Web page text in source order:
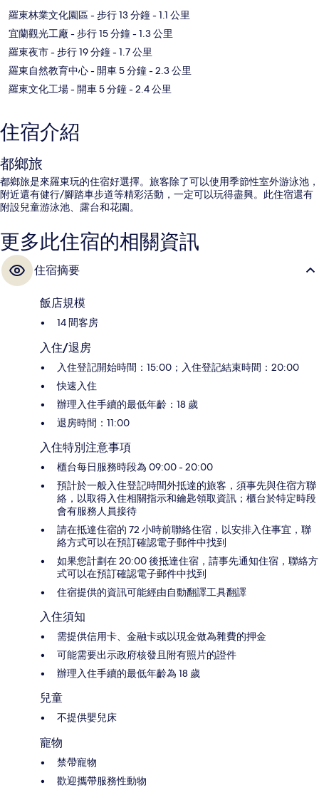
羅東林業文化園區- 步行 13 分鐘- 1.1 公里
宜蘭觀光工廠 - 步行 15 分鐘- 1.3 公里
羅東夜市- 步行 19 分鐘- 1.7 公里
羅東自然教育中心- 開車 5 分鐘- 2.3 公里
羅東文化工場- 開車 5 分鐘- 2.4 公里
住宿介紹
都鄉旅
都鄉旅是來羅東玩的住宿好選擇。旅客除了可以使用季節性室外游泳池，
附近還有健行/腳踏車步道等精彩活動，一定可以玩得盡興。此住宿還有
附設兒童游泳池、露台和花園。
更多此住宿的相關資訊
住宿摘要
飯店規模
14 間客房
入住/退房
入住登記開始時間：15:00；入住登記結束時間：20:00
快速入住
辦理入住手續的最低年齡：18 歲
退房時間：11:00
入住特別注意事項
櫃台每日服務時段為 09:00 - 20:00
預計於一般入住登記時間外抵達的旅客，須事先與住宿方聯
絡，以取得入住相關指示和鑰匙領取資訊；櫃台於特定時段
會有服務人員接待
請在抵達住宿的 72 小時前聯絡住宿，以安排入住事宜，聯
絡方式可以在預訂確認電子郵件中找到
如果您計劃在 20:00 後抵達住宿，請事先通知住宿，聯絡方
式可以在預訂確認電子郵件中找到
住宿提供的資訊可能經由自動翻譯工具翻譯
入住須知
需提供信用卡、金融卡或以現金做為雜費的押金
可能需要出示政府核發且附有照片的證件
辦理入住手續的最低年齡為 18 歲
兒童
不提供嬰兒床
寵物
禁帶寵物
歡迎攜帶服務性動物